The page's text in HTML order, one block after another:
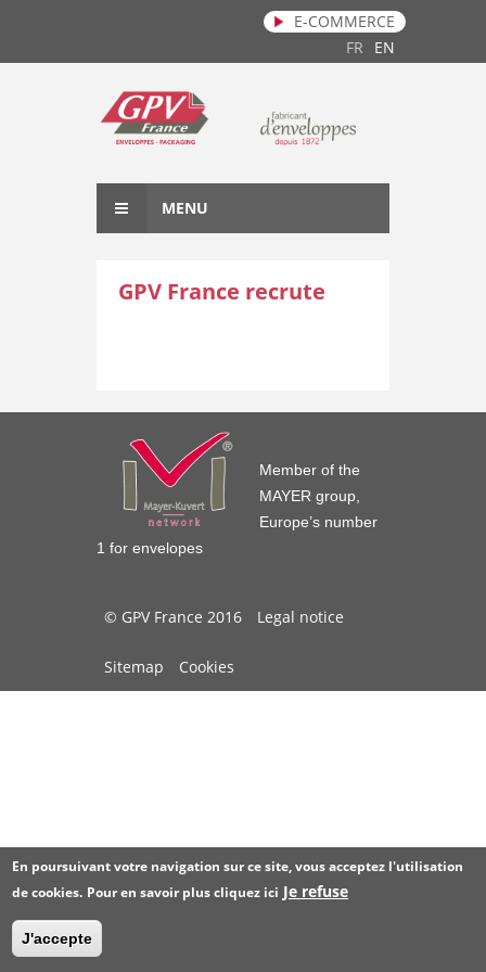
E-COMMERCE
FR
EN
MENU
GPV France recrute
Member of the
MAYER group,
Europe’s number
1 for envelopes
© GPV France 2016 Legal notice
Sitemap Cookies
En poursuivant votre navigation sur ce site, vous acceptez l'utilisation
de cookies. Pour en savoir pluscliquez ici Je refuse
J'accepte